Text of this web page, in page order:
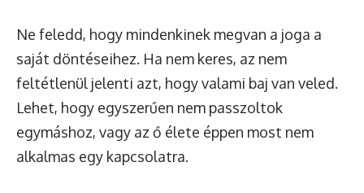
Ne feledd, hogy mindenkinek megvan a joga a
saját döntéseihez. Ha nem keres, az nem
feltétlenül jelenti azt, hogy valami baj van veled.
Lehet, hogy egyszerűen nem passzoltok
egymáshoz, vagy az ő élete éppen most nem
alkalmas egy kapcsolatra.